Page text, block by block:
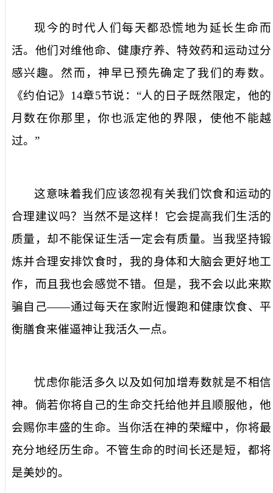
现今的时代人们每天都恐慌地为延长生命而
活。他们对维他命、健康疗养、特效药和运动过分
感兴趣。然而，神早已预先确定了我们的寿数。
《约伯记》 14章5节说：“人的日子既然限定，他的
月数在你那里，你也派定他的界限，使他不能越
过。”
这意味着我们应该忽视有关我们饮食和运动的
合理建议吗？当然不是这样！它会提高我们生活的
质量，却不能保证生活一定会有质量。当我坚持锻
炼并合理安排饮食时，我的身体和大脑会更好地工
作，而且我也会感觉不错。但是，我不会以此来欺
骗自己——通过每天在家附近慢跑和健康饮食、平
衡膳食来催逼神让我活久一点。
忧虑你能活多久以及如何加增寿数就是不相信
神。倘若你将自己的生命交托给他并且顺服他，他
会赐你丰盛的生命。当你活在神的荣耀中，你将最
充分地经历生命。不管生命的时间长还是短，都将
是美妙的。